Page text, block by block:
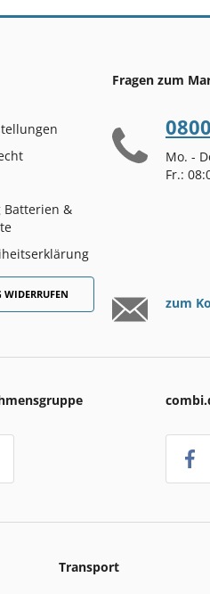
Batterien &
WIDERRUFEN
Fragen zum
Mo. -
Fr.:
zum
Transport